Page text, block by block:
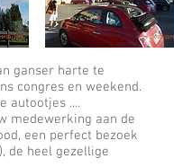
ganser harte te
congres en weekend.
autootjes ....
medewerking aan de
een perfect bezoek
de heel gezellige